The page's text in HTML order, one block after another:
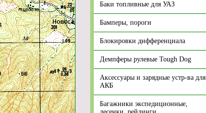
Баки топливные для УАЗ
Бамперы, пороги
Блокировки дифференциала
Демпферы рулевые Tough Dog
Аксессуары и зарядные устр-ва для
АКБ
Багажники экспедиционные,